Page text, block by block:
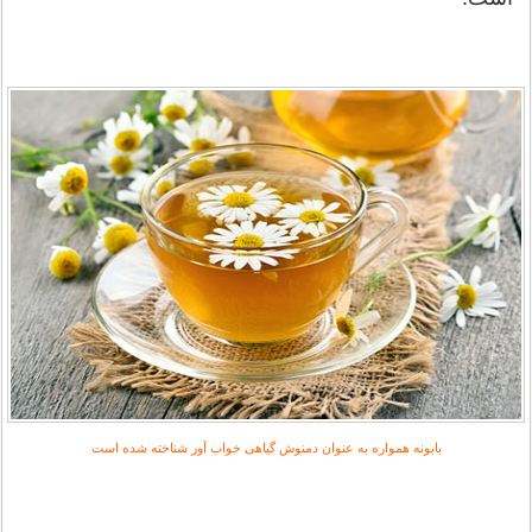
بابونه همواره به عنوان دمنوش گیاهی خواب آور شناخته شده است